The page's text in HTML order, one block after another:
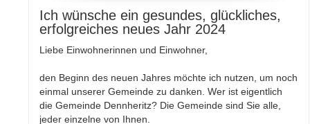
Ich wünsche ein gesundes, glückliches,
erfolgreiches neues Jahr 2024
Liebe Einwohnerinnen und Einwohner,
den Beginn des neuen Jahres möchte ich nutzen, um noch
einmal unserer Gemeinde zu danken. Wer ist eigentlich
die Gemeinde Dennheritz? Die Gemeinde sind Sie alle,
jeder einzelne von Ihnen.